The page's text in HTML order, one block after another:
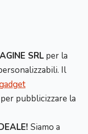
SRL per la
Il
pubblicizzare la
Siamo a